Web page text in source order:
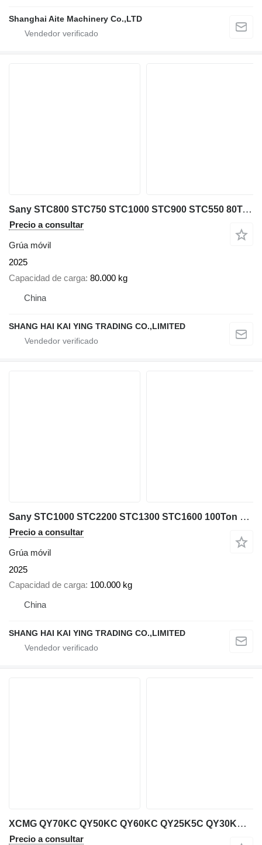
Shanghai Aite Machinery Co.,LTD
Sany STC800 STC750 STC1000 STC900 STC550 80Ton 75ton 100ton 90ton
Precio a consultar
Grúa móvil
2025
Capacidad de carga 80.000 kg
China
SHANG HAI KAI YING TRADING CO.,LIMITED
Sany STC1000 STC2200 STC1300 STC1600 100Ton 130t 160t 220t
Precio a consultar
Grúa móvil
2025
Capacidad de carga 100.000 kg
China
SHANG HAI KAI YING TRADING CO.,LIMITED
XCMG QY70KC QY50KC QY60KC QY25K5C QY30KC QY40KC QY35K5C 70ton 50ton 3
Precio a consultar